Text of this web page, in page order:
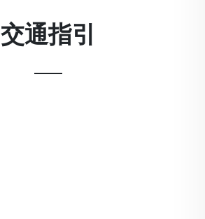
交通指引